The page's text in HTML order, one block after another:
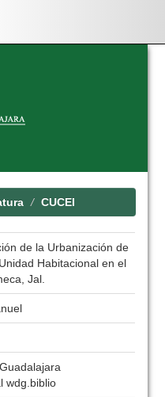
CUCEI
de la Urbanización de
Habitacional en el
Jal.
wdg.biblio